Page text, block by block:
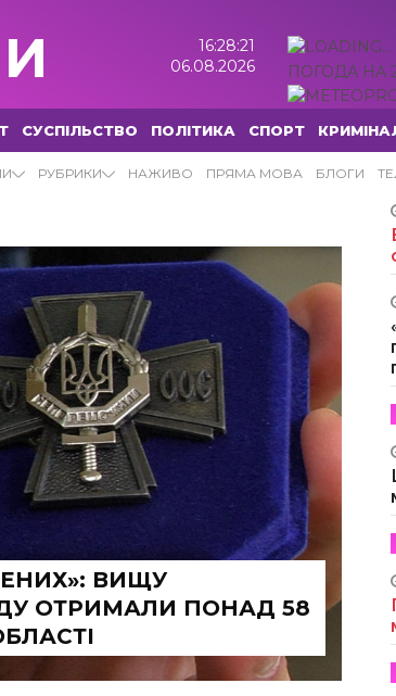
16:28:22
06.08.2026
ПОГОДА НА
СУСПІЛЬСТВО ПОЛІТИКА СПОРТ
РУБРИКИ НАЖИВО ПРЯМА МОВА БЛОГИ
ВИЩУ
ОТРИМАЛИ ПОНАД 58